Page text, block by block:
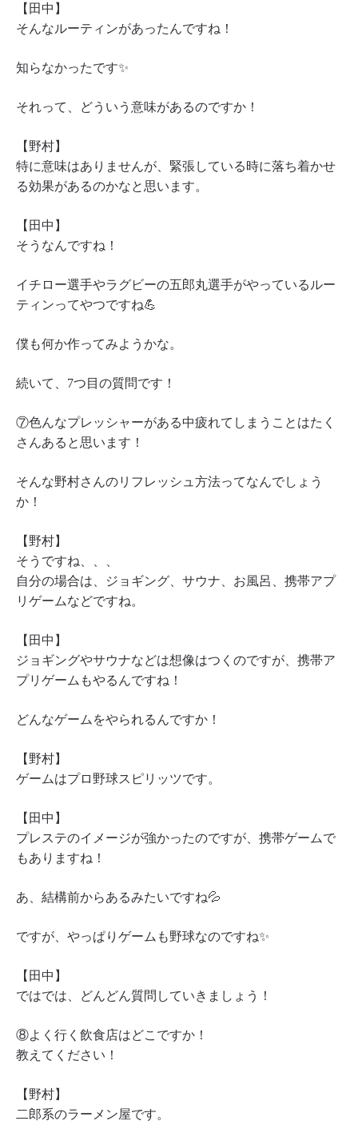
【田中】
そんなルーティンがあったんですね！
知らなかったです✨
それって、どういう意味があるのですか！
【野村】
特に意味はありませんが、緊張している時に落ち着かせ
る効果があるのかなと思います。
【田中】
そうなんですね！
イチロー選手やラグビーの五郎丸選手がやっているルー
ティンってやつですね💪
僕も何か作ってみようかな。
続いて、7つ目の質問です！
⑦色んなプレッシャーがある中疲れてしまうことはたく
さんあると思います！
そんな野村さんのリフレッシュ方法ってなんでしょう
か！
【野村】
そうですね、、、
自分の場合は、ジョギング、サウナ、お風呂、携帯アプ
リゲームなどですね。
【田中】
ジョギングやサウナなどは想像はつくのですが、携帯ア
プリゲームもやるんですね！
どんなゲームをやられるんですか！
【野村】
ゲームはプロ野球スピリッツです。
【田中】
プレステのイメージが強かったのですが、携帯ゲームで
もありますね！
あ、結構前からあるみたいですね💦
ですが、やっぱりゲームも野球なのですね✨
【田中】
ではでは、どんどん質問していきましょう！
⑧よく行く飲食店はどこですか！
教えてください！
【野村】
二郎系のラーメン屋です。